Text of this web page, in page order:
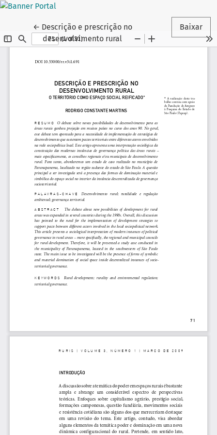
← Voltar aos Detalhes do Artigo
Descrição e prescrição no
desenvolvimento rural
Baixar